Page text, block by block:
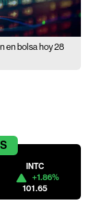
en bolsa hoy 28
INTC
+1.86%
101.65